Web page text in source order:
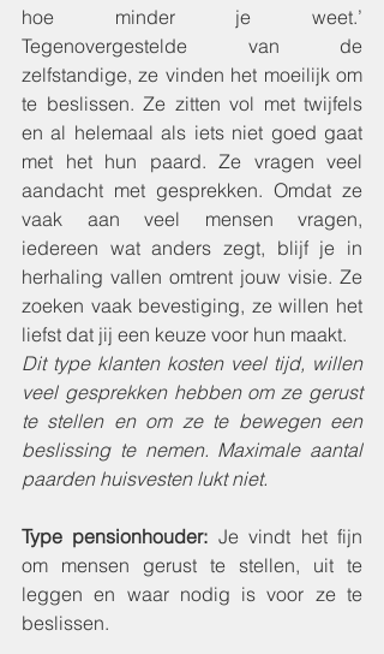
hoe minder je weet.’
Tegenovergestelde van de
zelfstandige, ze vinden het moeilijk om
te beslissen. Ze zitten vol met twijfels
en al helemaal als iets niet goed gaat
met het hun paard. Ze vragen veel
aandacht met gesprekken. Omdat ze
vaak aan veel mensen vragen,
iedereen wat anders zegt, blijf je in
herhaling vallen omtrent jouw visie. Ze
zoeken vaak bevestiging, ze willen het
liefst dat jij een keuze voor hun maakt.
Dit type klanten kosten veel tijd, willen
veel gesprekken hebben om ze gerust
te stellen en om ze te bewegen een
beslissing te nemen. Maximale aantal
paarden huisvesten lukt niet.
Type pensionhouder: Je vindt het fijn
om mensen gerust te stellen, uit te
leggen en waar nodig is voor ze te
beslissen.